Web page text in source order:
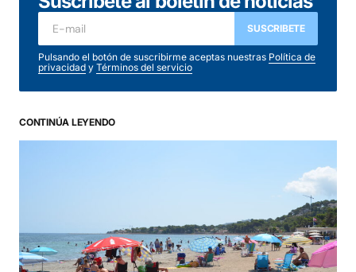
SUSCRIBETE
Pulsando el botón de suscribirme aceptas nuestras Política de
privacidad y Términos del servicio
CONTINÚA LEYENDO